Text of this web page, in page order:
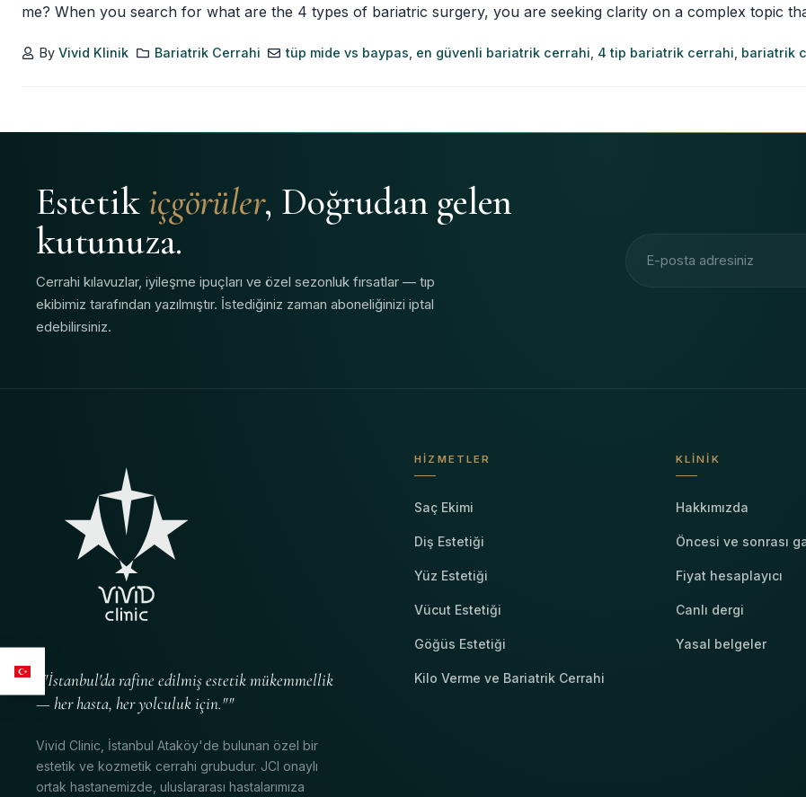
me? When you search for what are the 4 types of bariatric surgery, you are seeking clarity on a complex topic
ByVivid Klinik Bariatrik Cerrahi tüp mide vs baypas en güvenli bariatrik cerrahi 4 tip bariatrik cerrahi bariatrik
Estetikiçgörüler, Doğrudan gelen
kutunuza.
Cerrahi kılavuzlar, iyileşme ipuçları ve özel sezonluk fırsatlar — tıp
ekibimiz tarafından yazılmıştır. İstediğiniz zaman aboneliğinizi iptal
edebilirsiniz.
""İstanbul'da rafine edilmiş estetik mükemmellik
— her hasta, her yolculuk için.""
Vivid Clinic, İstanbul Ataköy'de bulunan özel bir
estetik ve kozmetik cerrahi grubudur. JCI onaylı
ortak hastanemizde, uluslararası hastalarımıza
HIZMETLER
Saç Ekimi
Diş Estetiği
Yüz Estetiği
Vücut Estetiği
Göğüs Estetiği
Kilo Verme ve Bariatrik Cerrahi
KLINIK
Hakkımızda
Öncesi ve sonrası
Fiyat hesaplayıcı
Canlı dergi
Yasal belgeler